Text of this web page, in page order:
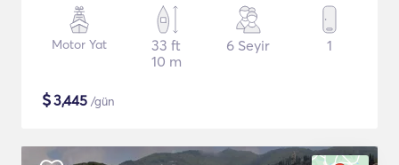
Motor Yat
33 ft
10 m
6 Seyir 1
$3,445 /gün